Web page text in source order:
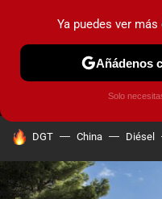
MENÚ
COCHES
HOY SE HABLA DE
DGT China Diésel
Ya puedes ver
Añádenos
Solo